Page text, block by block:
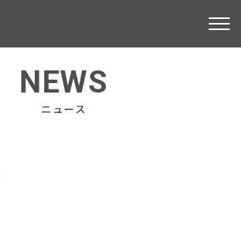
NEWS
ニュース